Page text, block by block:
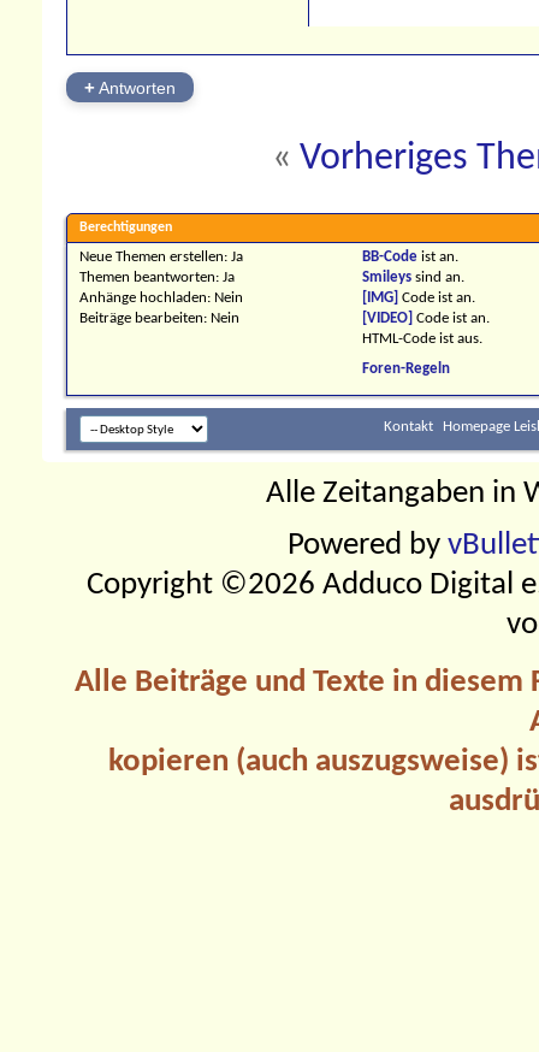
+Antworten
« Vorheriges
Berechtigungen
Neue Themen erstellen: Ja
Themen beantworten: Ja
Anhänge hochladen: Nein
Beiträge bearbeiten: Nein
BB-Codeist an.
Smileyssind an.
[IMG] Code ist an.
[VIDEO] Code ist an.
HTML-Code ist aus.
Foren-Regeln
Kontakt Homepage
Alle Zeitangaben in
Powered by
Copyright ©2026 Adduco Digital
Alle Beiträge und Texte in
kopieren (auch auszugsweise)